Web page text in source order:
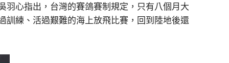
心指出，台灣的賽鴿賽制規定，只有八個月大
練、活過艱難的海上放飛比賽，回到陸地後還